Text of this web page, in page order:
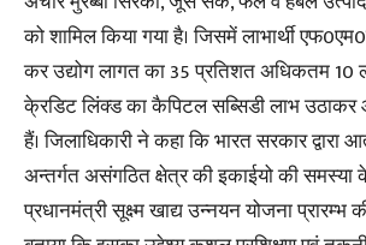
को शामिल किया गया है। जिसमें लाभार्थी
कर उद्योग लागत का 35 प्रतिशत अधिकतम
के्रडिट लिंक्ड का कैपिटल सब्सिडी लाभ
हैं। जिलाधिकारी ने कहा कि भारत सरकार द्वारा
अन्तर्गत असंगठित क्षेत्र की इकाईयो की
प्रधानमंत्री सूक्ष्म खाद्य उन्नयन योजना प्रारम्भ